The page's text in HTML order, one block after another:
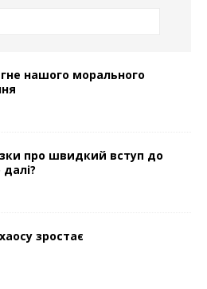
нашого морального
про швидкий вступ до
зростає